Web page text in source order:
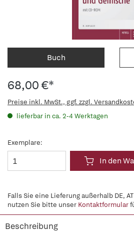
Buch
68,00 €*
Preise inkl. MwSt., ggf. zzgl.
lieferbar in ca. 2-4 Werktagen
Exemplare:
In den
Falls Sie eine Lieferung außerhalb DE,
nutzen Sie bitte unser Kontaktformular
Beschreibung